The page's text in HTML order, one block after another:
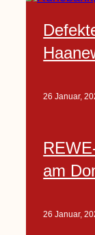
26 Januar,
am
26 Januar,